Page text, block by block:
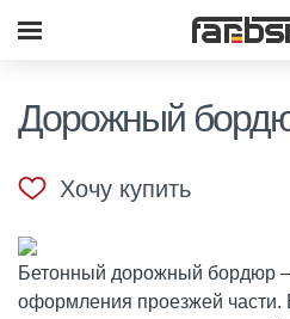
Дорожный
Хочу купить
Бетонный дорожный бордюр
оформления проезжей части.